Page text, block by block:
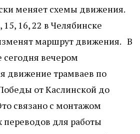
меняет схемы движения.
16, 22 в Челябинске
маршрут движения. В
сегодня вечером
движение трамваев по
от Каслинской до
связано с монтажом
переводов для работы